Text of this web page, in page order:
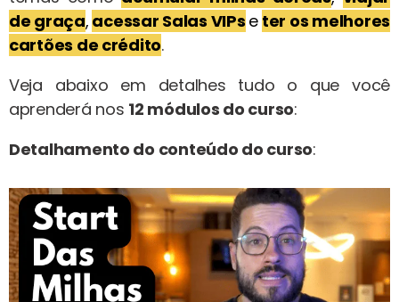
de graça, acessar Salas VIPs e ter os melhores
cartões de crédito.
Veja abaixo em detalhes tudo o que você
aprenderá nos 12 módulos do curso:
Detalhamento do conteúdo do curso: